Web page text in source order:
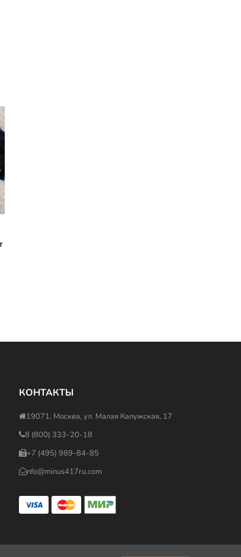
КОНТАКТЫ
19071, Москва, ул. Малая Калужская, 17
8 (800) 333-20-18
+7 (495) 989-84-85
nfo@minus417ru.com